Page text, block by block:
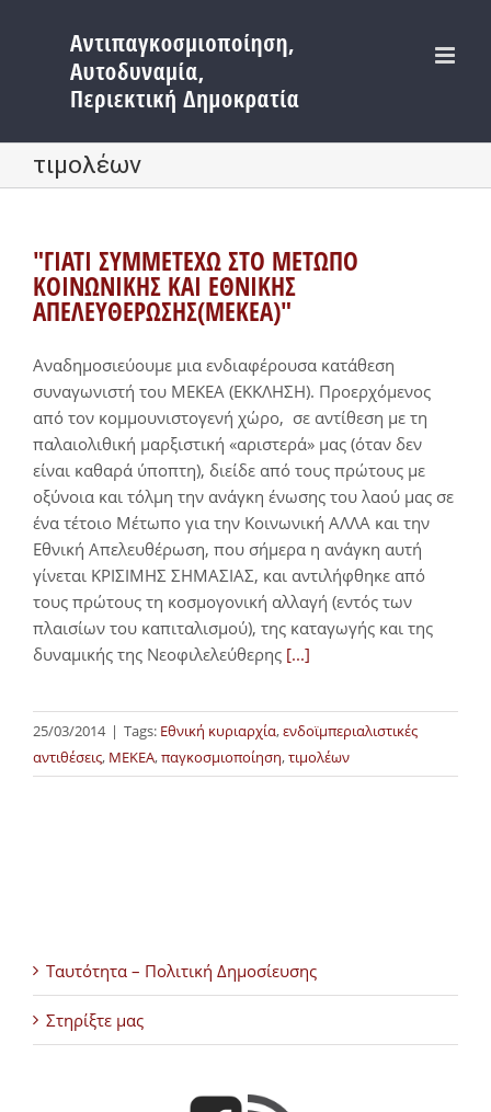
περιεχόμενο
τιμολέων
"ΓΙΑΤΙ ΣΥΜΜΕΤΕΧΩ ΣΤΟ ΜΕΤΩΠΟ
ΚΟΙΝΩΝΙΚΗΣ ΚΑΙ ΕΘΝΙΚΗΣ
ΑΠΕΛΕΥΘΕΡΩΣΗΣ(ΜΕΚΕΑ)"
Αναδημοσιεύουμε μια ενδιαφέρουσα κατάθεση
συναγωνιστή του ΜΕΚΕΑ (ΕΚΚΛΗΣΗ). Προερχόμενος
από τον κομμουνιστογενή χώρο, σε αντίθεση με τη
παλαιολιθική μαρξιστική «αριστερά» μας (όταν δεν
είναι καθαρά ύποπτη), διείδε από τους πρώτους με
οξύνοια και τόλμη την ανάγκη ένωσης του λαού μας σε
ένα τέτοιο Μέτωπο για την Κοινωνική ΑΛΛΑ και την
Εθνική Απελευθέρωση, που σήμερα η ανάγκη αυτή
γίνεται ΚΡΙΣΙΜΗΣ ΣΗΜΑΣΙΑΣ, και αντιλήφθηκε από
τους πρώτους τη κοσμογονική αλλαγή (εντός των
πλαισίων του καπιταλισμού), της καταγωγής και της
δυναμικής της Νεοφιλελεύθερης [...]
25/03/2014 | Tags: Εθνική κυριαρχία,ενδοϊμπεριαλιστικές
αντιθέσεις, ΜΕΚΕΑ,παγκοσμιοποίηση,τιμολέων
Ταυτότητα – Πολιτική Δημοσίευσης
Στηρίξτε μας